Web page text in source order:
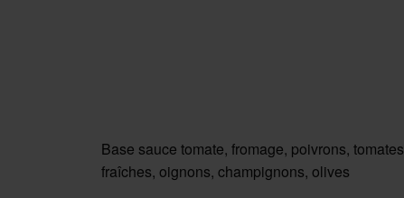
Base sauce tomate, fromage, poivrons, tomates
fraîches, oignons, champignons, olives